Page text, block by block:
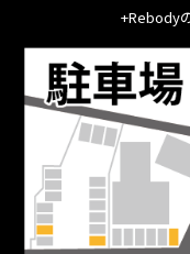
+Rebody